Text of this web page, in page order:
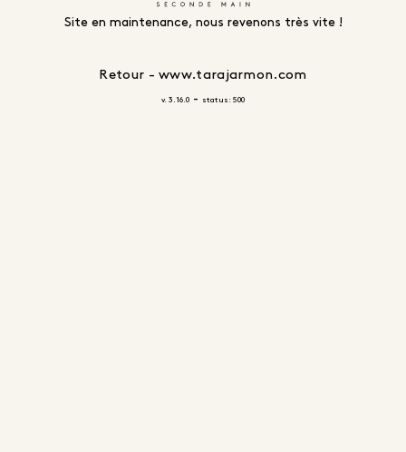
Site en maintenance, nous revenons très vite !
Retour - www.tarajarmon.com
v. 3.16.0 - status: 500